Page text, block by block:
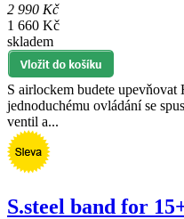
2 990 Kč
1 660 Kč
skladem
S airlockem budete
jednoduchému ovládání se
ventil a...
S.steel band for